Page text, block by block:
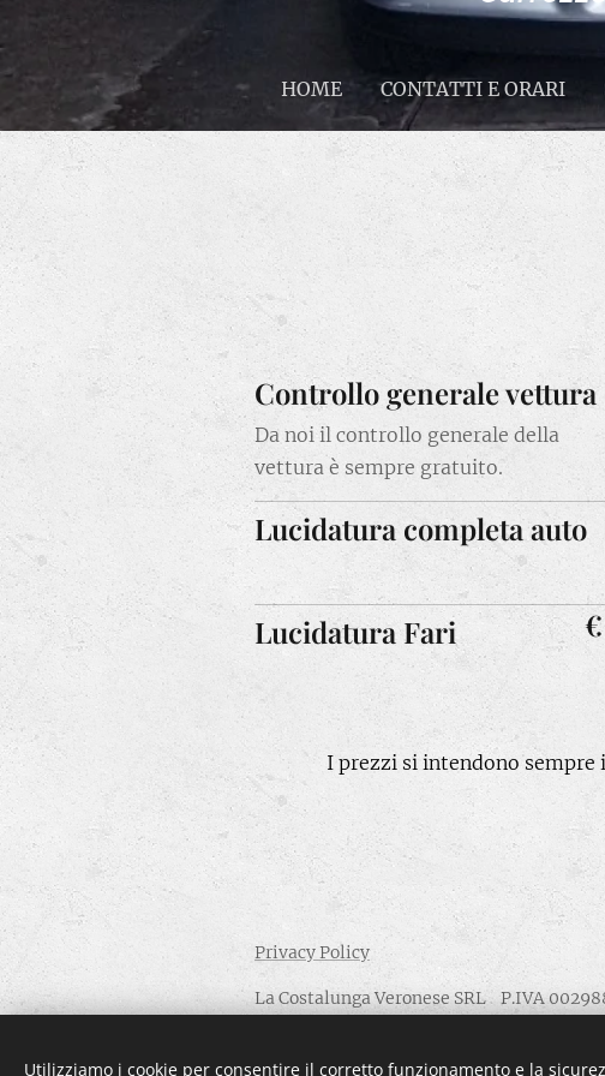
HOME CONTATTI E ORARI
Controllo generale vettura
Da noi il controllo generale della
vettura è sempre gratuito.
Lucidatura completa auto
Lucidatura Fari
I prezzi si intendono sempre
Privacy Policy
La Costalunga Veronese SRL P.IVA
Utilizziamo i cookie per consentire il corretto funzionamento e la